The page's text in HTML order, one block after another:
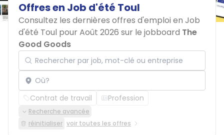
Offresen Job d'été Toul
Consultez les dernières offres d'emploi en Job
d'été Toul pour Août 2026 sur le jobboard The
Good Goods
Rechercher par job, mot-clé ou entreprise
Localisation
Contrat de travail Profession
Recherche avancée
réinitialiser voir toutes les offres